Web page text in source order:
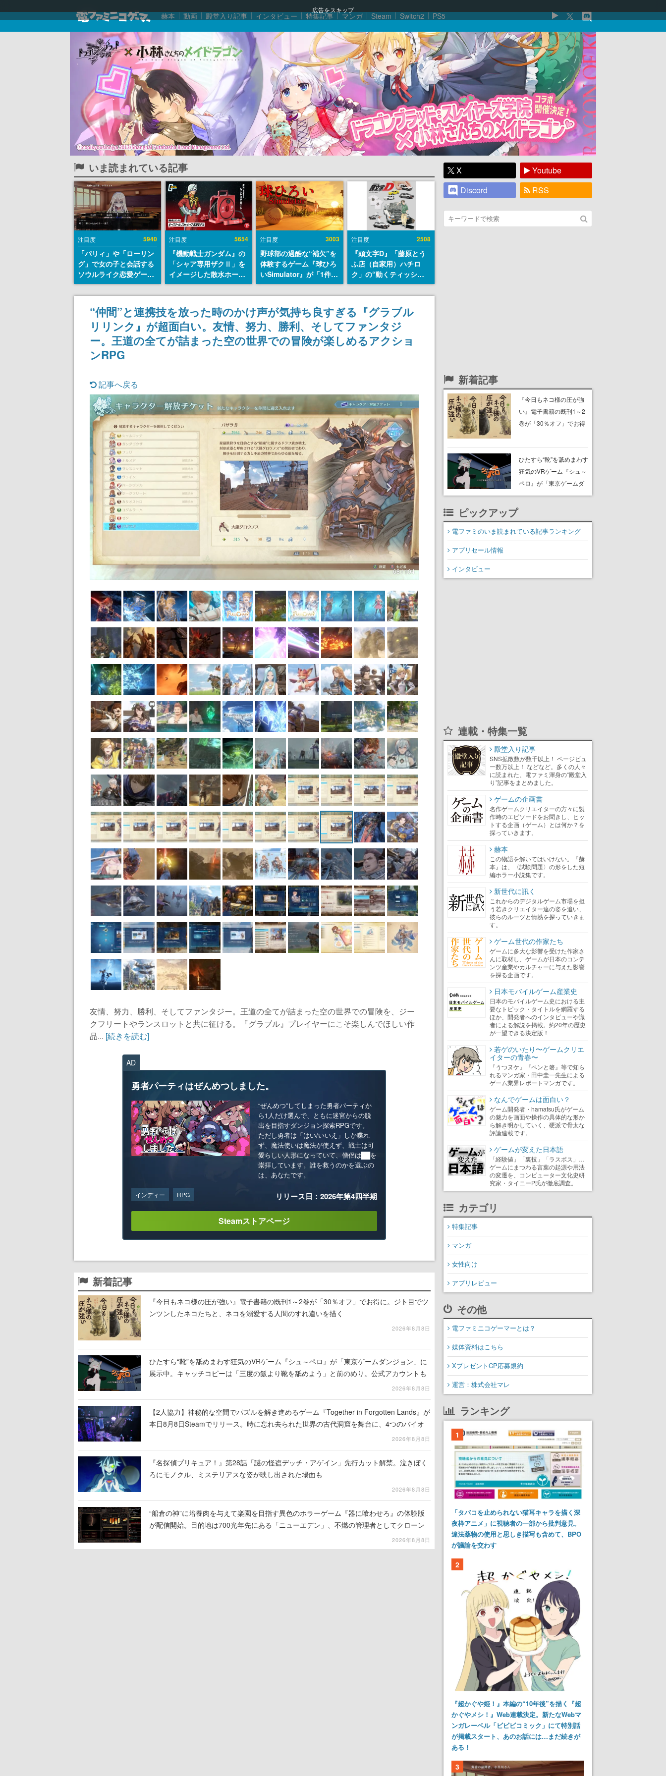
広告をスキップ
赫本 動画 殿堂入り記事 インタビュー 特集記事 マンガ Steam Switch2 PS5
いま読まれている記事
注目度 5940
「パリィ」や「ローリン
グ」で女の子と会話する
ソウルライク恋愛ゲーム
『小早川さんはソウルラ
イク』無料公開。返事に
失敗すると「YOU
DIED」
注目度 5654
『機動戦士ガンダム』の
「シャア専用ザクⅡ」を
イメージした散水ホース
リールが予約開始。本体
にはシャアのパーソナル
マークやジオン公国軍の
エンブレム、型式番号な
どを配置
注目度 3003
野球部の過酷な“補欠”を
体験するゲーム『球ひろ
いSimulator』が「1件」
のウィッシュリストをも
とにチェコ語に対応し
SNSで話題に。『キング
ダム・カム』開発元やチ
ェコのプロ野球選手から
称賛の声
注目度 2508
『頭文字D』「藤原とう
ふ店（自家用）ハチロ
ク」の“動くティッシュ
ケース”が買えるポップ
アップショップが開催
へ。マンガの舞台である
群馬の「イオンモール高
崎」にて、8月11日から8
月20日までの期間限定で
開催予定
“仲間”と連携技を放った時のかけ声が気持ち良すぎる『グラブル
リリンク』が超面白い。友情、努力、勝利、そしてファンタジ
ー。王道の全てが詰まった空の世界での冒険が楽しめるアクショ
ンRPG
記事へ戻る
68 / 104
友情、努力、勝利、そしてファンタジー。王道の全てが詰まった空の世界での冒険を、ジー
クフリートやランスロットと共に征ける。『グラブル』プレイヤーにこそ楽しんでほしい作
品... [続きを読む]
AD
勇者パーティはぜんめつしました。
“ぜんめつ”してしまった勇者パーティか
ら1人だけ選んで、ともに迷宮からの脱
出を目指すダンジョン探索RPGです。
ただし勇者は「はい/いいえ」しか喋れ
ず、魔法使いは魔法が使えず、戦士は可
愛らしい人形になっていて、僧侶は██を
崇拝しています。誰を救うのかを選ぶの
は、あなたです。
インディー RPG リリース日：2026年第4四半期
Steamストアページ
新着記事
『今日もネコ様の圧が強い』電子書籍の既刊1～2巻が「30％オフ」でお得に。ジト目でツ
ンツンしたネコたちと、ネコを溺愛する人間のすれ違いを描く
2026年8月8日
ひたすら“靴”を舐めまわす狂気のVRゲーム『シュ～ペロ』が「東京ゲームダンジョン」に
展示中。キャッチコピーは「三度の飯より靴を舐めよう」と前のめり。公式アカウントも
2026年8月8日
【2人協力】神秘的な空間でパズルを解き進めるゲーム『Together in Forgotten Lands』が
本日8月8日Steamでリリース。時に忘れ去られた世界の古代洞窟を舞台に、4つのバイオ
2026年8月8日
『名探偵プリキュア！』第28話「謎の怪盗デッチ・アゲイン」先行カット解禁。泣きぼく
ろにモノクル、ミステリアスな姿が映し出された場面も
2026年8月8日
“船倉の神”に培養肉を与えて楽園を目指す異色のホラーゲーム『器に喰わせろ』の体験版
が配信開始。目的地は700光年先にある「ニューエデン」、不燃の管理者としてクローン
2026年8月8日
X
Youtube
Discord
RSS
新着記事
『今日もネコ様の圧が強
い』電子書籍の既刊1～2
巻が「30％オフ」でお得
たネコたちと、ネコを溺
愛する人間のすれ違いを
描く
ひたすら“靴”を舐めまわす
狂気のVRゲーム『シュ～
ペロ』が「東京ゲームダ
ンジョン」に展示中。キ
前のめり。公式アカウン
トも開設され、2026年リ
ピックアップ
電ファミのいま読まれている記事ランキング
アプリセール情報
インタビュー
連載・特集一覧
殿堂入り記事
SNS拡散数が数千以上！ ページビュ
ー数万以上！ などなど。多くの人々
に読まれた、電ファミ渾身の“殿堂入
り”記事をまとめました。
ゲームの企画書
名作ゲームクリエイターの方々に製
作時のエピソードをお聞きし、ヒッ
トする企画（ゲーム）とは何か？を
探っていきます。
赫本
この物語を解いてはいけない。『赫
本』は、〈試験問題〉の形をした短
編ホラー小説集です。
新世代に訊く
これからのデジタルゲーム市場を担
う若きクリエイター達の姿を追い、
彼らのルーツと情熱を探っていきま
す。
ゲーム世代の作家たち
ゲームに多大な影響を受けた作家さ
んに取材し、ゲームが日本のコンテ
ンツ産業やカルチャーに与えた影響
を探る企画です。
日本モバイルゲーム産業史
日本のモバイルゲーム史における主
要なトピック・タイトルを網羅する
ほか、開発者へのインタビューや識
者による解説を掲載。約20年の歴史
が一望できる決定版！
若ゲのいたり〜ゲームクリエ
イターの青春〜
『うつヌケ』『ペンと箸』等で知ら
れるマンガ家・田中圭一先生による
ゲーム業界レポートマンガです。
なんでゲームは面白い？
ゲーム開発者・hamatsu氏がゲーム
の魅力を画面や操作の具体的な形か
ら解き明かしていく、硬派で骨太な
評論連載です。
ゲームが変えた日本語
「経験値」「裏技」「ラスボス」…
ゲームにまつわる言葉の起源や用法
の変遷を、コンピューター文化史研
究家・タイニーP氏が徹底調査。
カテゴリ
特集記事
マンガ
女性向け
アプリレビュー
その他
電ファミニコゲーマーとは？
媒体資料はこちら
XプレゼントCP応募規約
運営：株式会社マレ
ランキング
1
「タバコを止められない猫耳キャラを描く深
夜枠アニメ」に視聴者の一部から批判意見。
違法薬物の使用と思しき描写も含めて、BPO
が議論を交わす
2
『超かぐや姫！』本編の“10年後”を描く『超
かぐやメシ！』Web連載決定。新たなWebマ
ンガレーベル「ビビビコミック」にて特別話
が掲載スタート、あのお話には…まだ続きが
ある！
3